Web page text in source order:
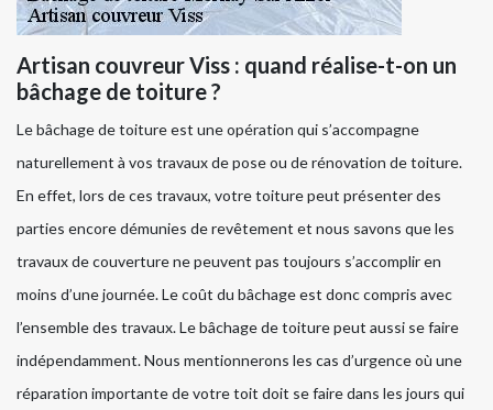
Artisan couvreur Viss : quand réalise-t-on un
bâchage de toiture ?
Le bâchage de toiture est une opération qui s’accompagne
naturellement à vos travaux de pose ou de rénovation de toiture.
En effet, lors de ces travaux, votre toiture peut présenter des
parties encore démunies de revêtement et nous savons que les
travaux de couverture ne peuvent pas toujours s’accomplir en
moins d’une journée. Le coût du bâchage est donc compris avec
l’ensemble des travaux. Le bâchage de toiture peut aussi se faire
indépendamment. Nous mentionnerons les cas d’urgence où une
réparation importante de votre toit doit se faire dans les jours qui